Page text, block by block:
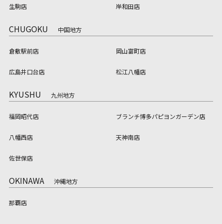
生駒店 岸和田店
CHUGOKU 中国地方
倉敷駅前店 岡山富町店
広島井口台店 松江八幡店
KYUSHU 九州地方
福岡昭代店 ブランチ博多パピヨンガーデン店
八幡西店 天神南店
佐世保店
OKINAWA 沖縄地方
那覇店